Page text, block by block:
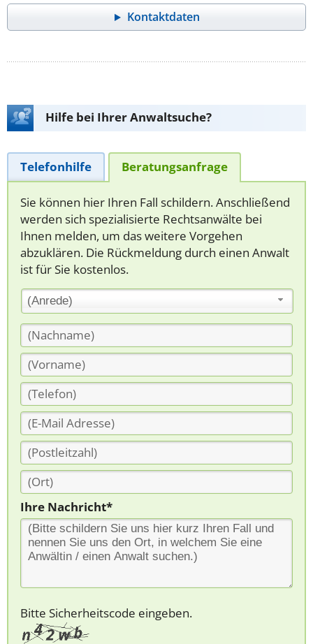
Kontaktdaten
Hilfe bei Ihrer Anwaltsuche?
Telefonhilfe Beratungsanfrage
Sie können hier Ihren Fall schildern. Anschließend
werden sich spezialisierte Rechtsanwälte bei
Ihnen melden, um das weitere Vorgehen
abzuklären. Die Rückmeldung durch einen Anwalt
ist für Sie kostenlos.
(Anrede)
Ihre Nachricht*
Bitte Sicherheitscode eingeben.